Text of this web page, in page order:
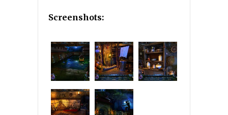
Screenshots: